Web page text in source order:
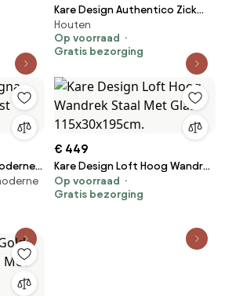
-
Kare Design Authentico Zick
Zack Open Kast Van Hout Zig
Zag - 60x30x180cm.
Houten
Op voorraad
Gratis bezorging
€ 449
Kare Design Loft Hoog Wandrek
Staal Met Glas - 115x30x195cm.
Op voorraad
Gratis bezorging